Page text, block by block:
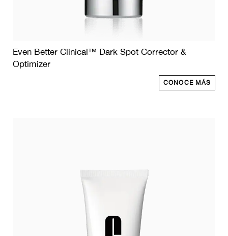
Even Better Clinical™ Dark Spot Corrector &
Optimizer
CONOCE MÁS